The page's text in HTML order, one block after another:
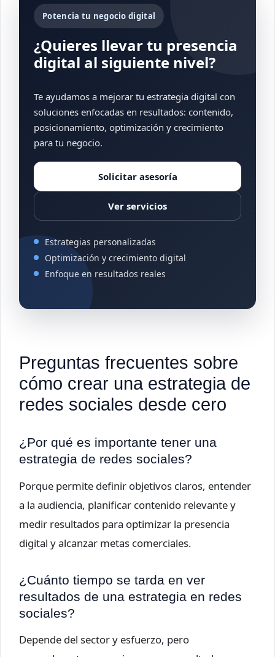
Potencia tu negocio digital
¿Quieres llevar tu presencia
digital al siguiente nivel?
Te ayudamos a mejorar tu estrategia digital con
soluciones enfocadas en resultados: contenido,
posicionamiento, optimización y crecimiento
para tu negocio.
Solicitar asesoría
Ver servicios
Estrategias personalizadas
Optimización y crecimiento digital
Enfoque en resultados reales
Preguntas frecuentes sobre
cómo crear una estrategia de
redes sociales desde cero
¿Por qué es importante tener una
estrategia de redes sociales?
Porque permite definir objetivos claros, entender
a la audiencia, planificar contenido relevante y
medir resultados para optimizar la presencia
digital y alcanzar metas comerciales.
¿Cuánto tiempo se tarda en ver
resultados de una estrategia en redes
sociales?
Depende del sector y esfuerzo, pero